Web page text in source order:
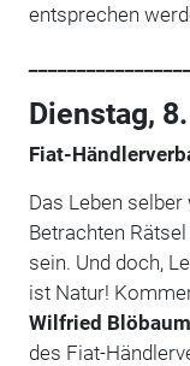
entsprechen
Dienstag,
Fiat-
Das Leben
Betrachten
sein. Und doch,
ist Natur!
Wilfried Blöbaum
des Fiat-